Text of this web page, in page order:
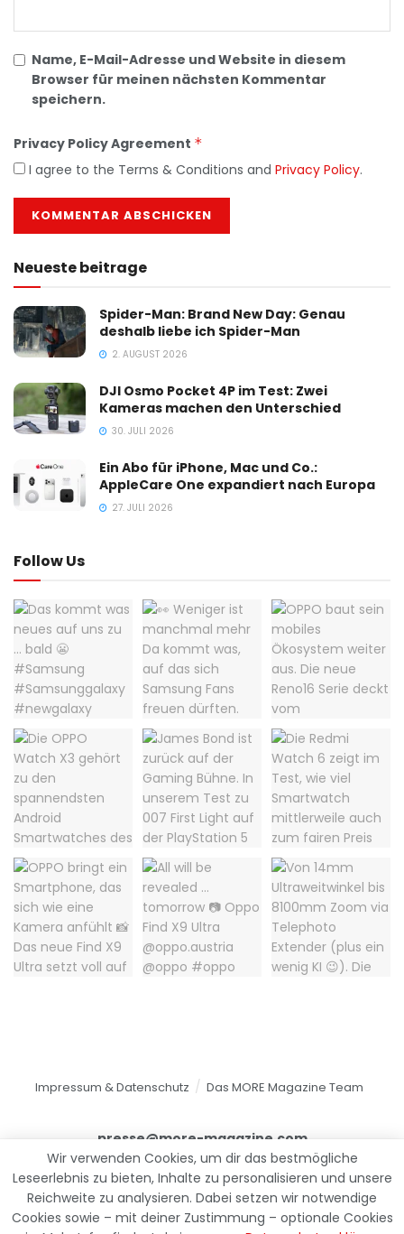
Name, E-Mail-Adresse und Website in diesem
Browser für meinen nächsten Kommentar
speichern.
Privacy Policy Agreement *
I agree to the Terms & Conditions and Privacy Policy.
Neueste beitrage
Spider-Man: Brand New Day: Genau
deshalb liebe ich Spider-Man
2. AUGUST 2026
DJI Osmo Pocket 4P im Test: Zwei
Kameras machen den Unterschied
30. JULI 2026
Ein Abo für iPhone, Mac und Co.:
AppleCare One expandiert nach Europa
27. JULI 2026
Follow Us
Impressum & Datenschutz Das MORE Magazine Team
presse@more-magazine.com
© 2025MORE Magazine
Wir verwenden Cookies, um dir das bestmögliche
Leseerlebnis zu bieten, Inhalte zu personalisieren und unsere
Reichweite zu analysieren. Dabei setzen wir notwendige
Cookies sowie – mit deiner Zustimmung – optionale Cookies